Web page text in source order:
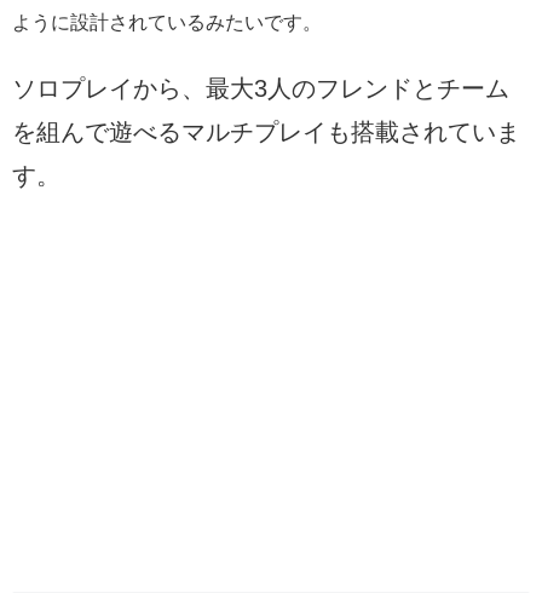
ように設計されているみたいです。
ソロプレイから、最大3人のフレンドとチーム
を組んで遊べるマルチプレイも搭載されていま
す。